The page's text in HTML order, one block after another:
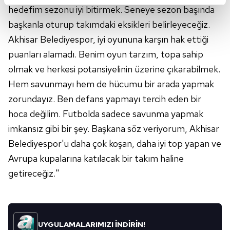
kalemimiz olduğunu sizlere hatırlatmak isteriz.
Her halükârda, kullanıcılar, bu çerezlere izin vermedikleri
takdirde, kullanıcılara hedefli reklamlar
gösterilmeyecektir."
Sizlere daha iyi bir hizmet sunabilmek için İnternet
Sitemizde kendimize ve üçüncü kişilere ait çerezler
kullanılmaktadır. Bu çerezler vasıtasıyla çeşitli kişisel
verileriniz işlenmekte olup gerekli olan çerezler bilgi
toplumu hizmetlerinin sunulması amacıyla
kullanılmaktadır. Diğer çerezler, sitemizin daha işlevsel
kılınması ve kişiselleştirilmesi ve sizlere yönelik
reklam/pazarlama faaliyetlerinin yapılması, amaçlarıyla
vasıtasıyla belirleyebilirsiniz. Çerezlere ilişkin detaylı bilgi
hedefim sezonu iyi bitirmek. Seneye sezon başında
başkanla oturup takımdaki eksikleri belirleyeceğiz.
Akhisar Belediyespor, iyi oyununa karşın hak ettiği
puanları alamadı. Benim oyun tarzım, topa sahip
olmak ve herkesi potansiyelinin üzerine çıkarabilmek.
Hem savunmayı hem de hücumu bir arada yapmak
zorundayız. Ben defans yapmayı tercih eden bir
hoca değilim. Futbolda sadece savunma yapmak
imkansız gibi bir şey. Başkana söz veriyorum, Akhisar
Belediyespor'u daha çok koşan, daha iyi top yapan ve
Avrupa kupalarına katılacak bir takım haline
getireceğiz."
UYGULAMALARIMIZI İNDİRİN!